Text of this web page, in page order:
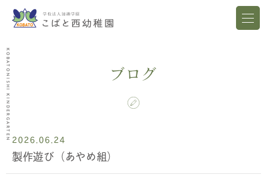
KOBATONISHI KINDERGARTEN ブログ
2026.06.24
製作遊び（あやめ組）